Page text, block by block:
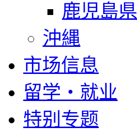
鹿児島県
沖縄
市场信息
留学・就业
特别专题